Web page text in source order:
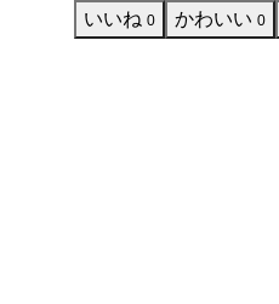
ん
いいね 0 かわいい 0